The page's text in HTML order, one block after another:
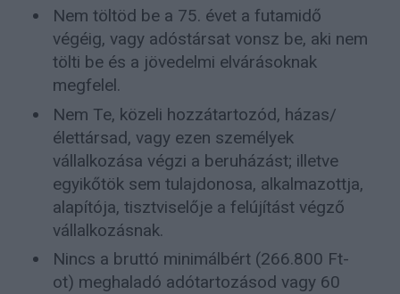
Nem töltöd be a 75. évet a futamidő
végéig, vagy adóstársat vonsz be, aki nem
tölti be és a jövedelmi elvárásoknak
megfelel.
Nem Te, közeli hozzátartozód, házas/
élettársad, vagy ezen személyek
vállalkozása végzi a beruházást; illetve
egyikőtök sem tulajdonosa, alkalmazottja,
alapítója, tisztviselője a felújítást végző
vállalkozásnak.
Nincs a bruttó minimálbért (266.800 Ft-
ot) meghaladó adótartozásod vagy 60